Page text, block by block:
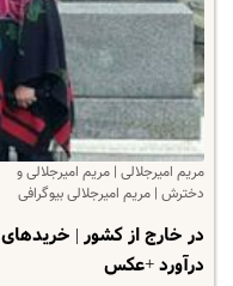
مریم امیرجلالی | مریم امیرجلالی و
دخترش | مریم امیرجلالی بیوگرافی
در خارج از کشور |
درآورد +عکس